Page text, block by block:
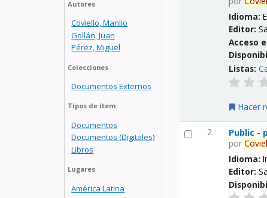
Autores
Coviello, Manlio
Gollán, Juan
Pérez, Miguel
Colecciones
Documentos Externos
Tipos de ítem
Documentos
Documentos (Digitales)
Libros
Lugares
América Latina
Idioma:
Editor:
Acceso
Listas:
Hacer
2. Public -
por
Idioma:
Editor: